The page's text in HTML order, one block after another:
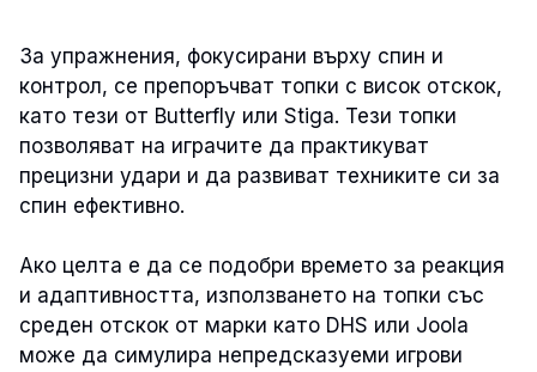
За упражнения, фокусирани върху спин и
контрол, се препоръчват топки с висок отскок,
като тези от Butterfly или Stiga. Тези топки
позволяват на играчите да практикуват
прецизни удари и да развиват техниките си за
спин ефективно.
Ако целта е да се подобри времето за реакция
и адаптивността, използването на топки със
среден отскок от марки като DHS или Joola
може да симулира непредсказуеми игрови